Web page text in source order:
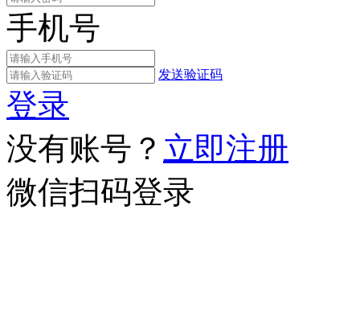
手机号
发送验证码
登录
没有账号？ 立即注册
微信扫码登录